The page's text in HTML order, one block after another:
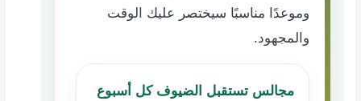
وموعدًا مناسبًا سيختصر عليك الوقت
والمجهود.
مجالس تستقبل الضيوف كل أسبوع